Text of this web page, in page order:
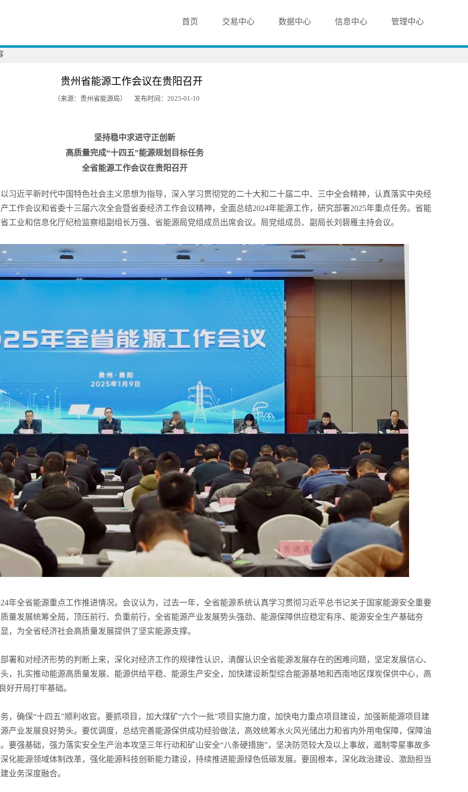
首页 交易中心 数据中心 信息中心 管理中心
贵州省能源工作会议在贵阳召开
（来源：贵州省能源局） 发布时间：2025-01-10
坚持稳中求进守正创新
高质量完成“十四五”能源规划目标任务
全省能源工作会议在贵阳召开
习近平新时代中国特色社会主义思想为指导，深入学习贯彻党的二十大和二十届二中、三中全会精神，认真落实中央经
工作会议和省委十三届六次全会暨省委经济工作会议精神，全面总结2024年能源工作，研究部署2025年重点任务。省能
工业和信息化厅纪检监察组副组长万强、省能源局党组成员出席会议。局党组成员、副局长刘碧雁主持会议。
年全省能源重点工作推进情况。会议认为，过去一年，全省能源系统认真学习贯彻习近平总书记关于国家能源安全重要
量发展统筹全局，顶压前行、负重前行，全省能源产业发展势头强劲、能源保障供应稳定有序、能源安全生产基础夯
，为全省经济社会高质量发展提供了坚实能源支撑。
署和对经济形势的判断上来，深化对经济工作的规律性认识，清醒认识全省能源发展存在的困难问题，坚定发展信心、
，扎实推动能源高质量发展、能源供给平稳、能源生产安全，加快建设新型综合能源基地和西南地区煤炭保供中心，高
好开局打牢基础。
，确保“十四五”顺利收官。要抓项目，加大煤矿“六个一批”项目实施力度，加快电力重点项目建设，加强新能源项目建
产业发展良好势头。要优调度，总结完善能源保供成功经验做法，高效统筹水火风光储出力和省内外用电保障，保障油
要强基础，强力落实安全生产治本攻坚三年行动和矿山安全“八条硬措施”，坚决防范较大及以上事故，遏制零星事故多
化能源领域体制改革，强化能源科技创新能力建设，持续推进能源绿色低碳发展。要固根本，深化政治建设、激励担当
业务深度融合。